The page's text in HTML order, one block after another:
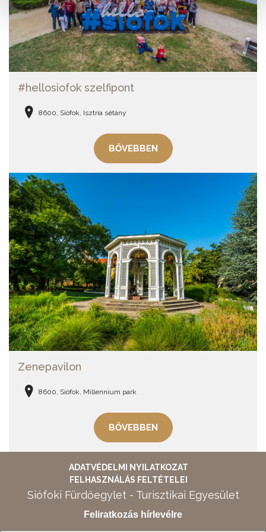
#hellosiofok szelfipont
8600, Siófok, Isztria sétány
BŐVEBBEN
Zenepavilon
8600, Siófok, Millennium park
BŐVEBBEN
ADATVÉDELMI NYILATKOZAT
FELHASZNÁLÁS FELTÉTELEI
Siófoki Fürdőegylet - Turisztikai Egyesület
Feliratkozás hírlevélre